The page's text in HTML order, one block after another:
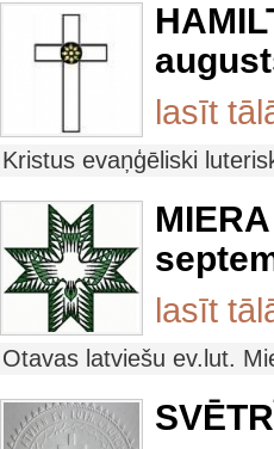
lasīt
Kristus evaņģēliski
lasīt
Otavas latviešu ev.lut.